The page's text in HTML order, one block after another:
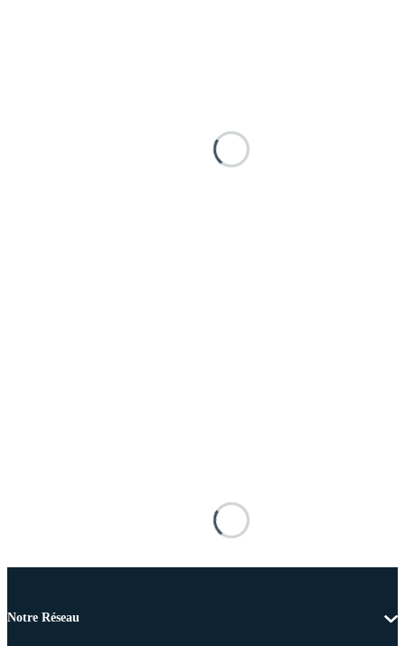
Notre Réseau